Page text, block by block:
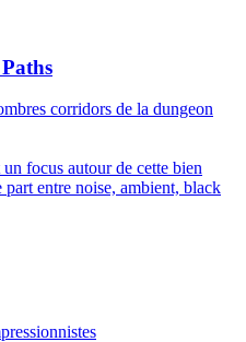
corridors de la dungeon
focus autour de cette bien
part entre noise, ambient, black